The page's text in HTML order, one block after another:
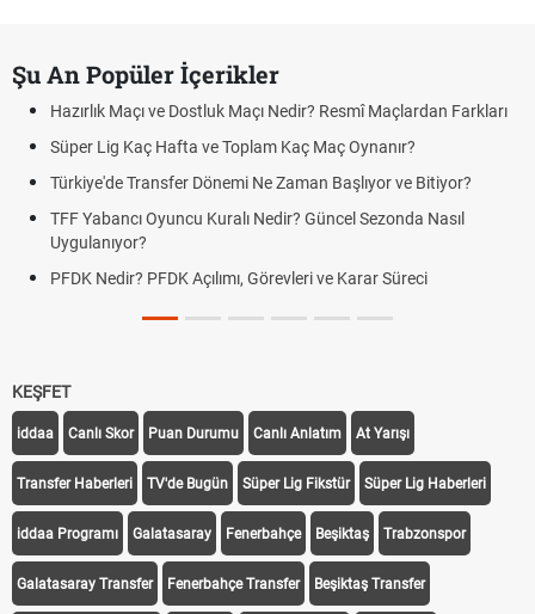
Şu An Popüler İçerikler
Hazırlık Maçı ve Dostluk Maçı Nedir? Resmî Maçlardan Farkları
Süper Lig Kaç Hafta ve Toplam Kaç Maç Oynanır?
Türkiye'de Transfer Dönemi Ne Zaman Başlıyor ve Bitiyor?
TFF Yabancı Oyuncu Kuralı Nedir? Güncel Sezonda Nasıl
Uygulanıyor?
PFDK Nedir? PFDK Açılımı, Görevleri ve Karar Süreci
KEŞFET
iddaa Canlı Skor Puan Durumu Canlı Anlatım At Yarışı
Transfer Haberleri TV'de Bugün Süper Lig Fikstür Süper Lig Haberleri
iddaa Programı Galatasaray Fenerbahçe Beşiktaş Trabzonspor
Galatasaray Transfer Fenerbahçe Transfer Beşiktaş Transfer